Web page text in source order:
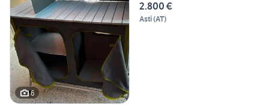
6
2.800 €
Asti(AT)